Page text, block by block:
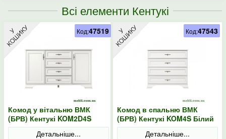
Всі елементи Кентукі
Комод у вітальню ВМК
(БРВ) Кентукі KOM2D4S
Білий альпійський
Детальніше...
Код:47519
Комод в спальню ВМК
(БРВ) Кентукі KOM4S Білий
альпійський
Детальніше...
Код:47543